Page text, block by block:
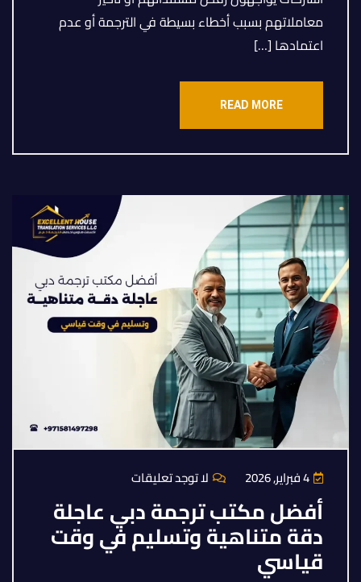
معاملاتهم بسبب أخطاء بسيطة في الترجمة أو عدم
اعتمادها […]
READ MORE
لا توجد تعليقات
أفضل مكتب ترجمة دبي عاجلة
دقة متناهية وتسليم في وقت
قياسي